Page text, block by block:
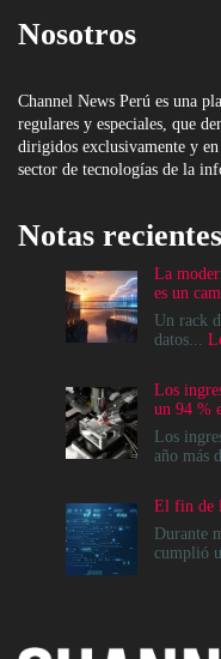
Nosotros
Channel News Perú es una
regulares y especiales, que
dirigidos exclusivamente y
sector de tecnologías de la
Notas recientes
La
es un
Un rack
datos...
Los
un 94 %
Los
año más
El fin de
Durante
cumplió